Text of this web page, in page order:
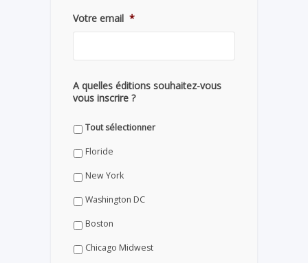
Votre email *
A quelles éditions souhaitez-vous
vous inscrire ?
Tout sélectionner
Floride
New York
Washington DC
Boston
Chicago Midwest